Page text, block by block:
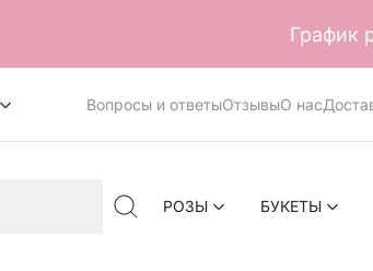
График
Вопросы и ответыОтзывыО нас
РОЗЫ БУКЕТЫ